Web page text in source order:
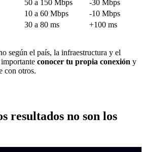
50 a 150 Mbps
-30 Mbps
10 a 60 Mbps
-10 Mbps
30 a 80 ms +100 ms
según el país, la infraestructura y el
conocer tu propia conexión y
con otros.
resultados no son los